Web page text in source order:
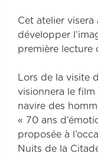
Cet atelier visera
développer
première lecture
Lors de la visite
visionnera le film
navire des
« 70 ans
proposée à
Nuits de la